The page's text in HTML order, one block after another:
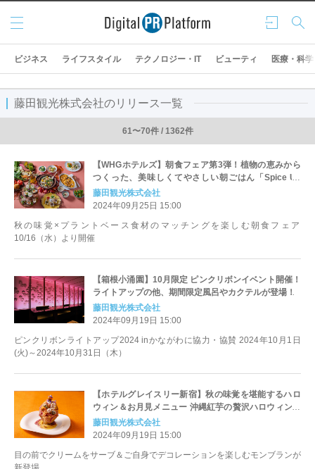
ログ
イン
検索
メニ
ュー
ビジネス ライフスタイル テクノロジー・IT ビューティ 医療・科学
藤田観光株式会社のリリース一覧
61〜70件 / 1362件
【WHGホテルズ】朝食フェア第3弾！植物の恵みから
つくった、美味しくてやさしい朝ごはん「Spice Up
Your Morning ～大地からの贈り物 未来へつなぐ収穫
菜〜」
藤田観光株式会社
2024年09月25日 15:00
秋の味覚×プラントベース食材のマッチングを楽しむ朝食フェア
10/16（水）より開催
【箱根小涌園】10月限定 ピンクリボンイベント開催！
ライトアップの他、期間限定風呂やカクテルが登場！
藤田観光株式会社
2024年09月19日 15:00
ピンクリボンライトアップ2024 inかながわに協力・協賛 2024年10月1日
(火)～2024年10月31日（木）
【ホテルグレイスリー新宿】秋の味覚を堪能するハロ
ウィン＆お月見メニュー 沖縄紅芋の贅沢ハロウィンモ
ンブランで秋を感じるひとときを
藤田観光株式会社
2024年09月19日 15:00
目の前でクリームをサーブ＆ご自身でデコレーションを楽しむモンブランが